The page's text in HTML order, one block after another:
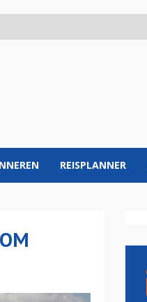
REISPLANNER